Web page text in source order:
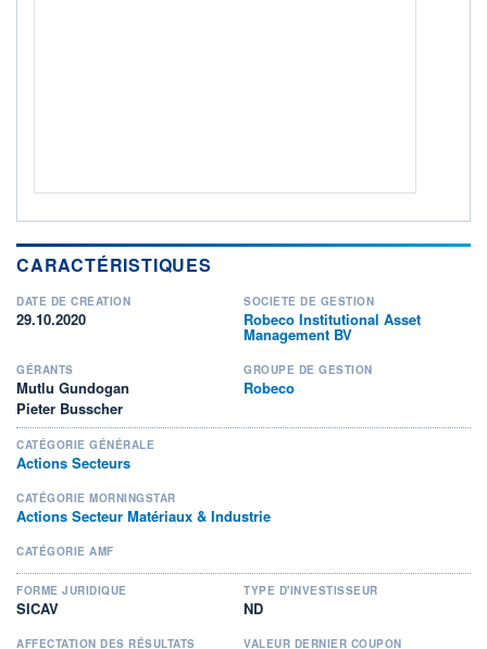
+ PORTEFEUILLE + LISTE
CARACTÉRISTIQUES
DATE DE CRÉATION
29.10.2020
SOCIÉTÉ DE GESTION
Robeco Institutional Asset
Management BV
GÉRANTS
Mutlu Gundogan
Pieter Busscher
GROUPE DE GESTION
Robeco
CATÉGORIE GÉNÉRALE
Actions Secteurs
CATÉGORIE MORNINGSTAR
Actions Secteur Matériaux & Industrie
CATÉGORIE AMF
FORME JURIDIQUE
SICAV
TYPE D'INVESTISSEUR
ND
AFFECTATION DES RÉSULTATS VALEUR DERNIER COUPON